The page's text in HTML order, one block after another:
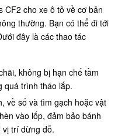
CF2 cho xe ô tô về cơ bản
thường. Bạn có thể đi tới
đây là các thao tác
không bị hạn chế tầm
quá trình tháo lắp.
về số và tìm gạch hoặc vật
vào lốp, đảm bảo bánh
vị trí dừng đỗ.